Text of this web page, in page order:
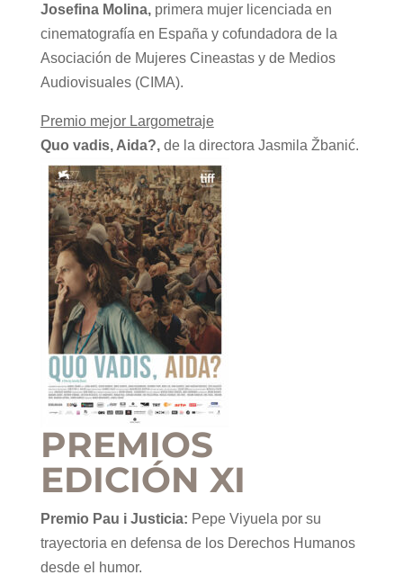
Josefina Molina, primera mujer licenciada en
cinematografía en España y cofundadora de la
Asociación de Mujeres Cineastas y de Medios
Audiovisuales (CIMA).
Premio mejor Largometraje
Quo vadis, Aida?, de la directora Jasmila Žbanić.
PREMIOS
EDICIÓN XI
Premio Pau i Justicia: Pepe Viyuela por su
trayectoria en defensa de los Derechos Humanos
desde el humor.